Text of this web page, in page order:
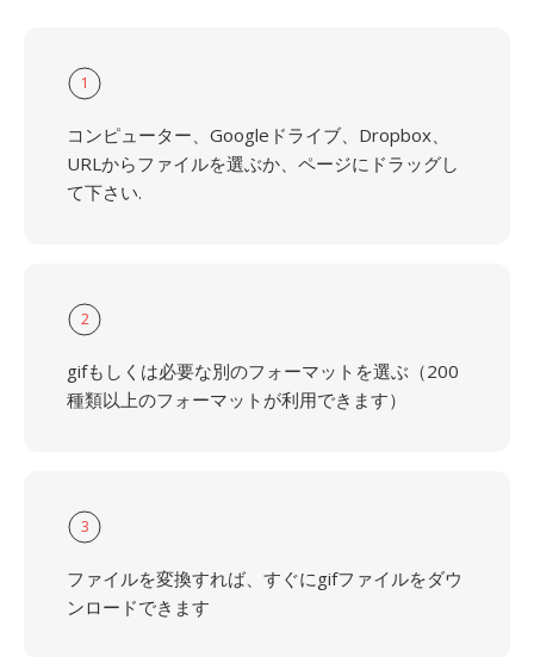
1
コンピューター、Googleドライブ、Dropbox、
URLからファイルを選ぶか、ページにドラッグし
て下さい.
2
gifもしくは必要な別のフォーマットを選ぶ（200
種類以上のフォーマットが利用できます）
3
ファイルを変換すれば、すぐにgifファイルをダウ
ンロードできます